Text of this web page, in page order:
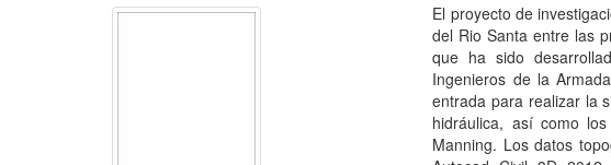
El proyecto de
del Rio Santa entre las
que ha sido
Ingenieros de la
entrada para realizar la
hidráulica, así como
Manning. Los datos